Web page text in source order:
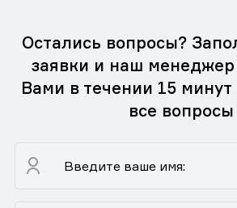
Остались вопросы?
заявки и наш менеджер
Вами в течении 15 минут
все вопросы